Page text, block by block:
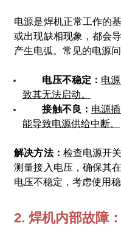
电源是焊机正常工作的
或出现缺相现象，都会
产生电弧。常见的电源问
电压不稳定： 电
致其无法启动。
接触不良： 电源
能导致电源供给中断。
解决方法： 检查电源开
测量接入电压，确保其
电压不稳定，考虑使用
2. 焊机内部故障：